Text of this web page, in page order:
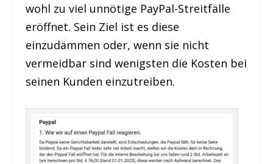
wohl zu viel unnötige PayPal-Streitfälle
eröffnet. Sein Ziel ist es diese
einzudämmen oder, wenn sie nicht
vermeidbar sind wenigsten die Kosten bei
seinen Kunden einzutreiben.